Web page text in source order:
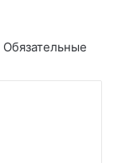
Обязательные